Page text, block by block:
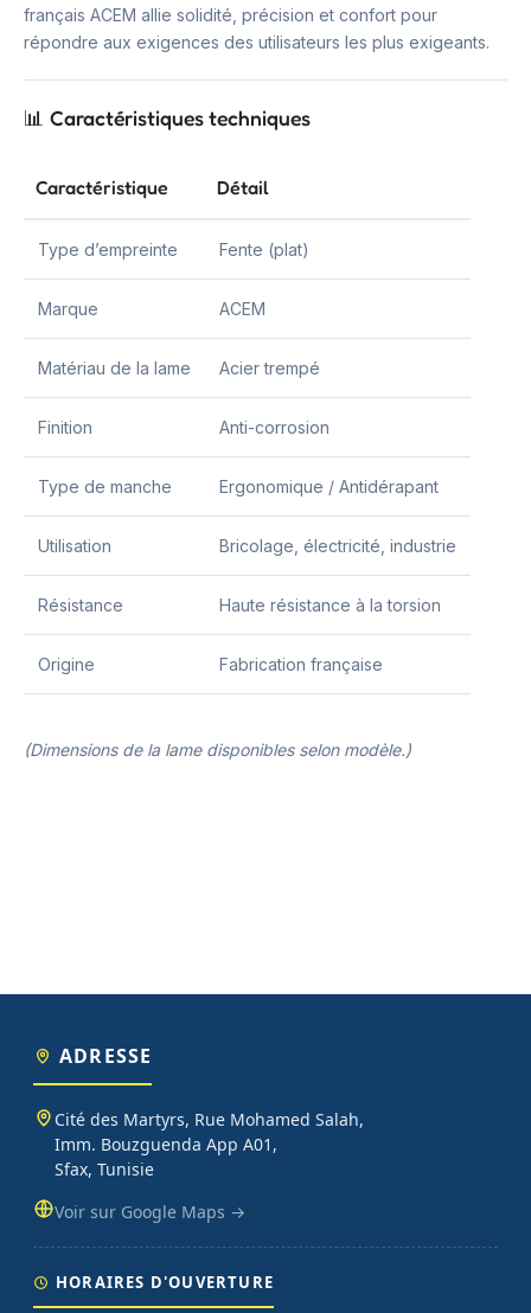
français ACEM allie solidité, précision et confort pour
répondre aux exigences des utilisateurs les plus exigeants.
📊 Caractéristiques techniques
Caractéristique Détail
Type d’empreinte Fente (plat)
Marque ACEM
Matériau de la lame Acier trempé
Finition Anti-corrosion
Type de manche Ergonomique / Antidérapant
Utilisation Bricolage, électricité, industrie
Résistance Haute résistance à la torsion
Origine Fabrication française
(Dimensions de la lame disponibles selon modèle.)
ADRESSE
Cité des Martyrs, Rue Mohamed Salah,
Imm. Bouzguenda App A01,
Sfax, Tunisie
Voir sur Google Maps →
HORAIRES D'OUVERTURE